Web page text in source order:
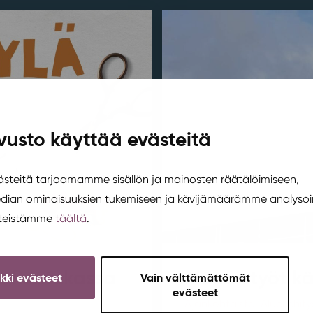
käyttää evästeitä
tarjoamamme sisällön ja mainosten räätälöimiseen,
ominaisuuksien tukemiseen ja kävijämäärämme
täältä.
evästeet
Vain välttämättömät
evästeet
Muutostyöt